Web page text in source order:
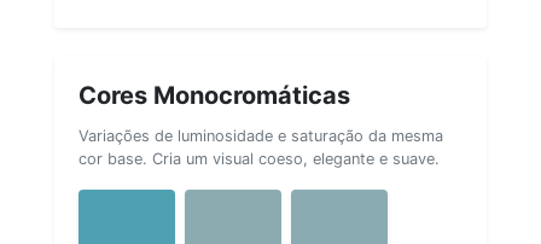
Cores Monocromáticas
Variações de luminosidade e saturação da mesma
cor base. Cria um visual coeso, elegante e suave.